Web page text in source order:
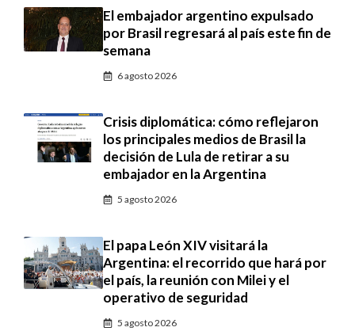
El embajador argentino expulsado
por Brasil regresará al país este fin de
semana
6 agosto 2026
Crisis diplomática: cómo reflejaron
los principales medios de Brasil la
decisión de Lula de retirar a su
embajador en la Argentina
5 agosto 2026
El papa León XIV visitará la
Argentina: el recorrido que hará por
el país, la reunión con Milei y el
operativo de seguridad
5 agosto 2026